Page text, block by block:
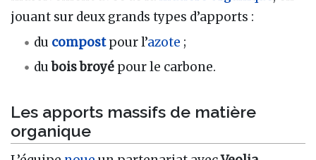
jouant sur deux grands types d’apports :
du compostpour l’azote ;
dubois broyé pour le carbone.
Les apports massifs de matière
organique